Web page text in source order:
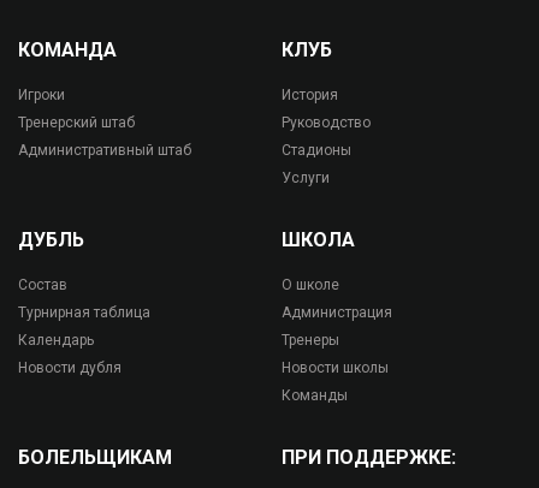
КОМАНДА
Игроки
Тренерский штаб
Административный штаб
КЛУБ
История
Руководство
Стадионы
Услуги
ДУБЛЬ
Состав
Турнирная таблица
Календарь
Новости дубля
ШКОЛА
О школе
Администрация
Тренеры
Новости школы
Команды
БОЛЕЛЬЩИКАМ ПРИ ПОДДЕРЖКЕ: